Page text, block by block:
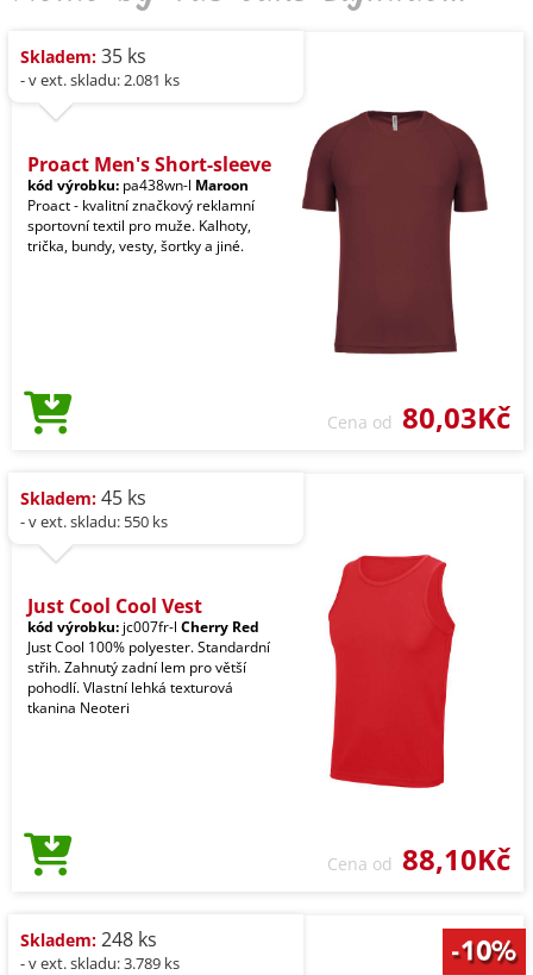
Skladem: 35 ks
- v ext. skladu: 2.081 ks
Proact Men's Short-sleeve
kód výrobku: pa438wn-l Maroon
Proact - kvalitní značkový reklamní
sportovní textil pro muže. Kalhoty,
trička, bundy, vesty, šortky a jiné.
Cena od 80,03Kč
Skladem: 45 ks
- v ext. skladu: 550 ks
Just Cool Cool Vest
kód výrobku: jc007fr-l Cherry Red
Just Cool 100% polyester. Standardní
střih. Zahnutý zadní lem pro větší
pohodlí. Vlastní lehká texturová
tkanina Neoteri
Cena od 88,10Kč
Skladem: 248 ks
- v ext. skladu: 3.789 ks